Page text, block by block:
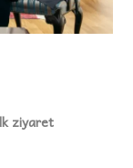
ziyaret